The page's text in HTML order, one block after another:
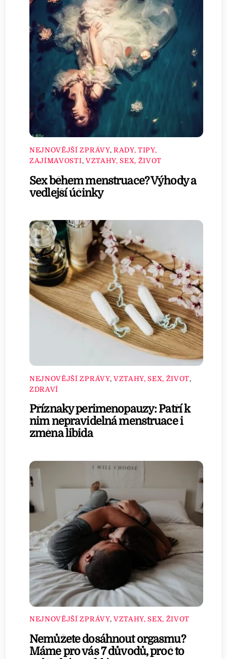
NEJNOVĚJŠÍ ZPRÁVY, RADY, TIPY,
ZAJÍMAVOSTI, VZTAHY, SEX, ŽIVOT
Sex během menstruace? Výhody a
vedlejší účinky
NEJNOVĚJŠÍ ZPRÁVY, VZTAHY, SEX, ŽIVOT,
ZDRAVÍ
Příznaky perimenopauzy: Patří k
nim nepravidelná menstruace i
změna libida
NEJNOVĚJŠÍ ZPRÁVY, VZTAHY, SEX, ŽIVOT
Nemůžete dosáhnout orgasmu?
Máme pro vás 7 důvodů, proč to